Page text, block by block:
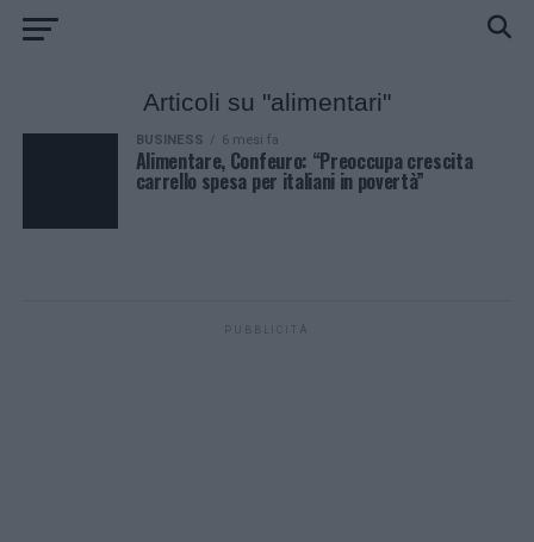
Articoli su "alimentari"
BUSINESS 6 mesi fa
Alimentare, Confeuro: “Preoccupa crescita
carrello spesa per italiani in povertà”
PUBBLICITÀ